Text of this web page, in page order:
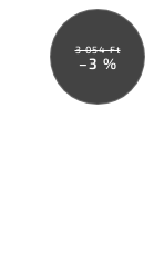
3 054 Ft
–3 %